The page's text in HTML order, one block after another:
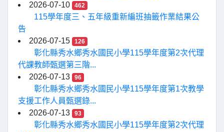
2026-07-10
462
115學年度三、五年級重新編班抽籤作業結果公
告
2026-07-15
126
彰化縣秀水鄉秀水國民小學115學年度第2次代理
代課教師甄選第三階...
2026-07-13
96
彰化縣秀水鄉秀水國民小學115學年度第1次教學
支援工作人員甄選錄...
2026-07-13
93
彰化縣秀水鄉秀水國民小學115學年度第2次代理